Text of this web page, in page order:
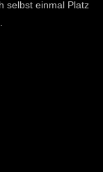
selbst einmal Platz